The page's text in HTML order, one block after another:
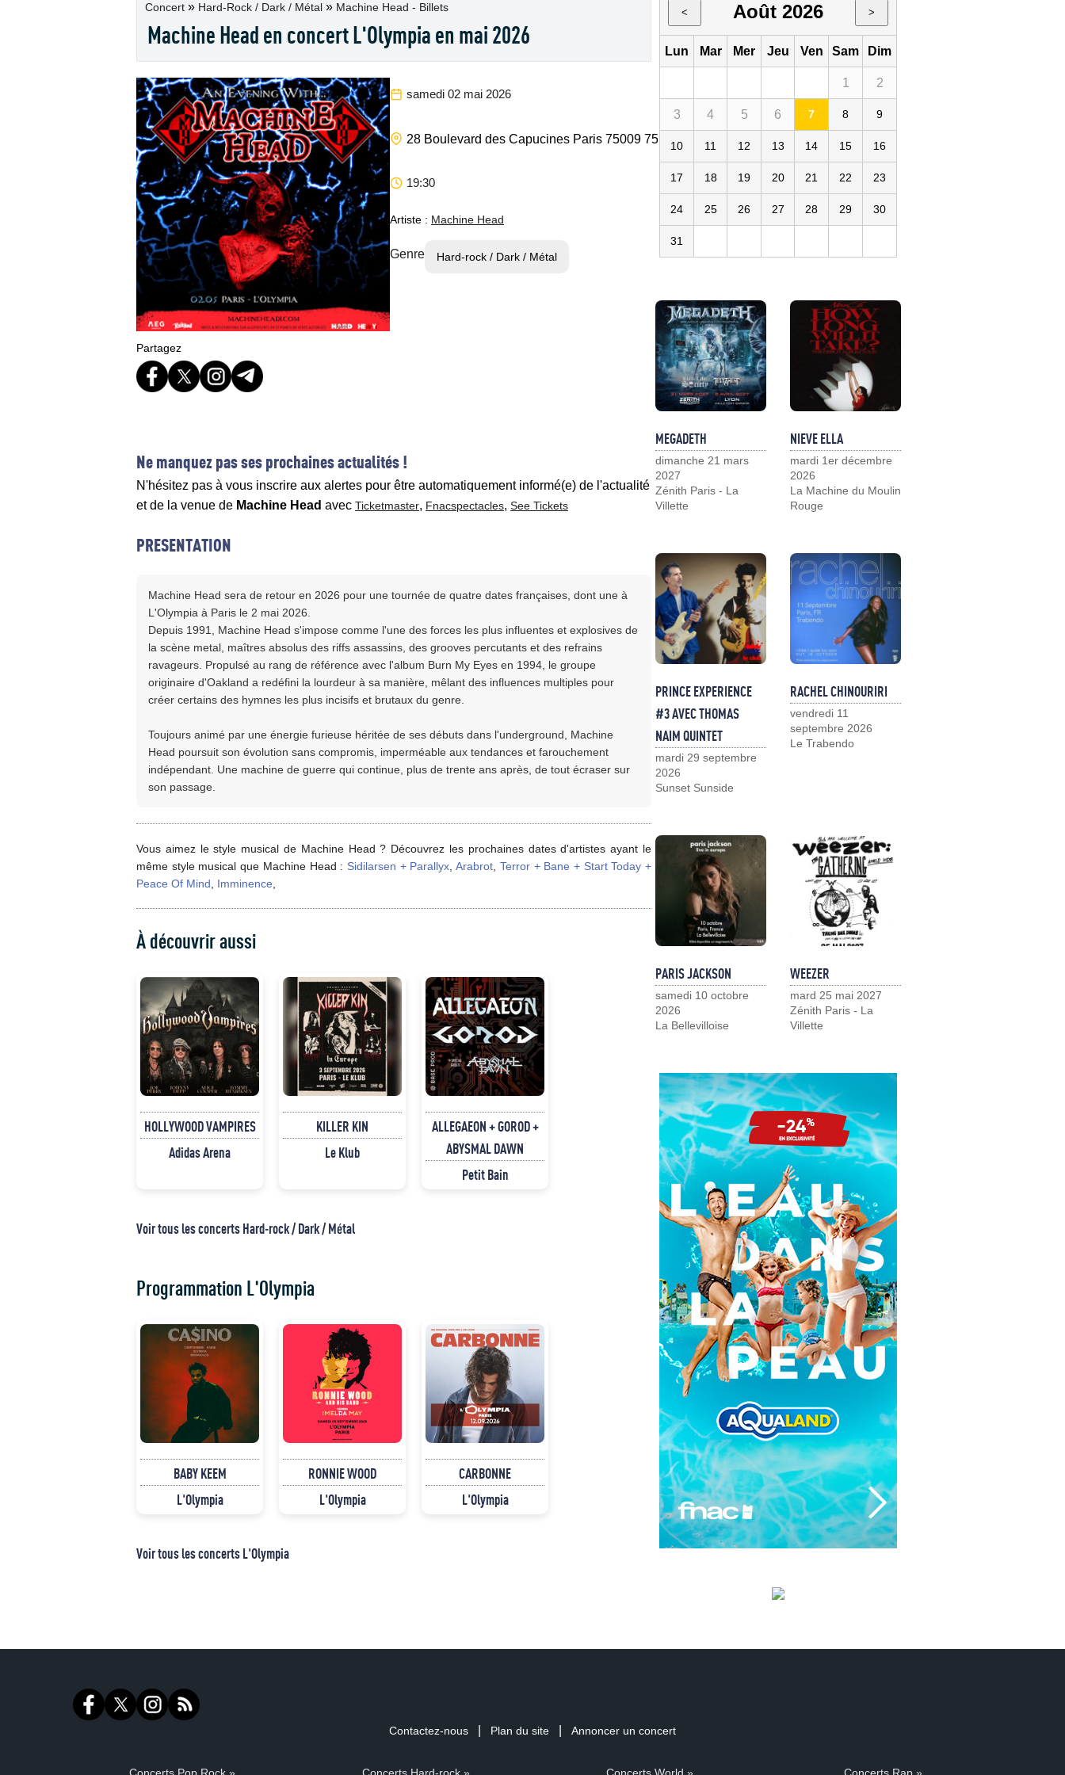
Concert » Hard-Rock / Dark / Métal » Machine Head - Billets
Machine Head en concert L'Olympia en mai 2026
samedi 02 mai 2026
28 Boulevard des Capucines Paris 75009 75 FR L'Olympia
19:30
Artiste : Machine Head
Genre Hard-rock / Dark / Métal
Partagez
Ne manquez pas ses prochaines actualités !
N'hésitez pas à vous inscrire aux alertes pour être automatiquement informé(e) de l'actualité
et de la venue de Machine Head avec Ticketmaster, Fnacspectacles, See Tickets
PRESENTATION
Machine Head sera de retour en 2026 pour une tournée de quatre dates françaises, dont une à
L'Olympia à Paris le 2 mai 2026.
Depuis 1991, Machine Head s'impose comme l'une des forces les plus influentes et explosives de
la scène metal, maîtres absolus des riffs assassins, des grooves percutants et des refrains
ravageurs. Propulsé au rang de référence avec l'album Burn My Eyes en 1994, le groupe
originaire d'Oakland a redéfini la lourdeur à sa manière, mêlant des influences multiples pour
créer certains des hymnes les plus incisifs et brutaux du genre.
Toujours animé par une énergie furieuse héritée de ses débuts dans l'underground, Machine
Head poursuit son évolution sans compromis, imperméable aux tendances et farouchement
indépendant. Une machine de guerre qui continue, plus de trente ans après, de tout écraser sur
son passage.
Vous aimez le style musical de Machine Head ? Découvrez les prochaines dates d'artistes ayant le
même style musical que Machine Head : Sidilarsen + Parallyx ,Arabrot Terror + Bane + Start Today +
Peace Of Mind
Imminence
À découvrir aussi
HOLLYWOOD VAMPIRES
Adidas Arena
KILLER KIN
Le Klub
ALLEGAEON + GOROD +
ABYSMAL DAWN
Petit Bain
Voir tous les concerts Hard-rock / Dark / Métal
Programmation L'Olympia
BABY KEEM
L'Olympia
RONNIE WOOD
L'Olympia
CARBONNE
L'Olympia
Voir tous les concerts L'Olympia
< Août 2026 >
Lun Mar Mer Jeu Ven Sam Dim
1 2
3 4 5 6 7 8 9
10 11 12 13 14 15 16
17 18 19 20 21 22 23
24 25 26 27 28 29 30
31
MEGADETH
dimanche 21 mars
2027
Zénith Paris - La
Villette
NIEVE ELLA
mardi 1er décembre
2026
La Machine du Moulin
Rouge
PRINCE EXPERIENCE
#3 AVEC THOMAS
NAIM QUINTET
mardi 29 septembre
2026
Sunset Sunside
RACHEL CHINOURIRI
vendredi 11
septembre 2026
Le Trabendo
PARIS JACKSON
samedi 10 octobre
2026
La Bellevilloise
WEEZER
mard 25 mai 2027
Zénith Paris - La
Villette
Contactez-nous Plan du site Annoncer un concert